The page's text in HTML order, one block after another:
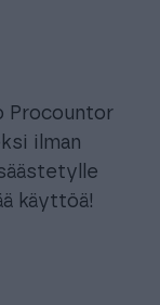
Procountor
ilman
käyttöä!